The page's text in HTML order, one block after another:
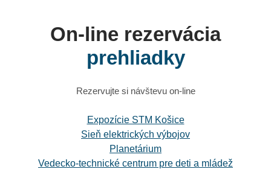
On-line rezervácia
prehliadky
Rezervujte si návštevu on-line
Expozície STM Košice
Sieň elektrických výbojov
Planetárium
Vedecko-technické centrum pre deti a mládež